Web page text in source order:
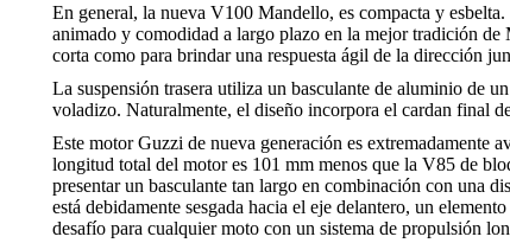
En general, la nueva V100 Mandello, es compacta y
animado y comodidad a largo plazo en la mejor tradición
corta como para brindar una respuesta ágil de la dirección
La suspensión trasera utiliza un basculante de aluminio de
voladizo. Naturalmente, el diseño incorpora el cardan final
Este motor Guzzi de nueva generación es extremadamente
longitud total del motor es 101 mm menos que la V85 de
presentar un basculante tan largo en combinación con una
está debidamente sesgada hacia el eje delantero, un
desafío para cualquier moto con un sistema de propulsión